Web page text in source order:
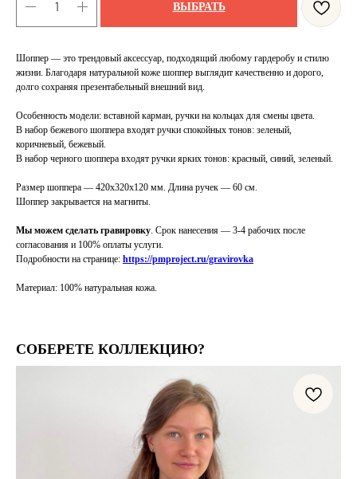
ВЫБРАТЬ
Шоппер — это трендовый аксессуар, подходящий любому гардеробу и стилю
жизни. Благодаря натуральной коже шоппер выглядит качественно и дорого,
долго сохраняя презентабельный внешний вид.
Особенность модели: вставной карман, ручки на кольцах для смены цвета.
В набор бежевого шоппера входят ручки спокойных тонов: зеленый,
коричневый, бежевый.
В набор черного шоппера входят ручки ярких тонов: красный, синий, зеленый.
Размер шоппера — 420x320x120 мм. Длина ручек — 60 см.
Шоппер закрывается на магниты.
Мы можем сделать гравировку. Срок нанесения — 3-4 рабочих после
согласования и 100% оплаты услуги.
Подробности на странице: https://pmproject.ru/gravirovka
Материал: 100% натуральная кожа.
СОБЕРЕТЕ КОЛЛЕКЦИЮ?